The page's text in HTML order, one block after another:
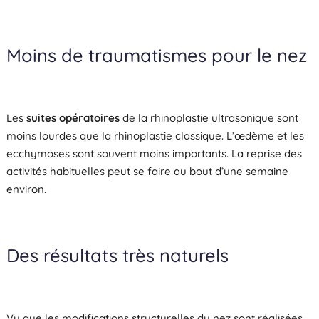
Moins de traumatismes pour le nez
Les suites opératoires de la rhinoplastie ultrasonique sont
moins lourdes que la rhinoplastie classique. L’œdème et les
ecchymoses sont souvent moins importants. La reprise des
activités habituelles peut se faire au bout d’une semaine
environ.
Des résultats très naturels